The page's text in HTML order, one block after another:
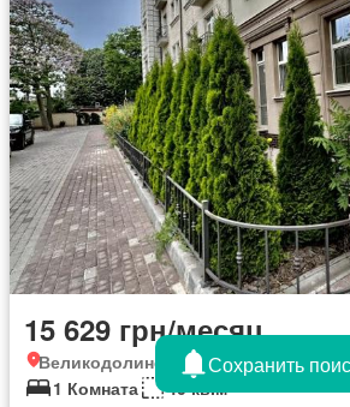
15 629 грн/месяц
Великодолинском,
1 Комната
40 кв.м
Сохранить